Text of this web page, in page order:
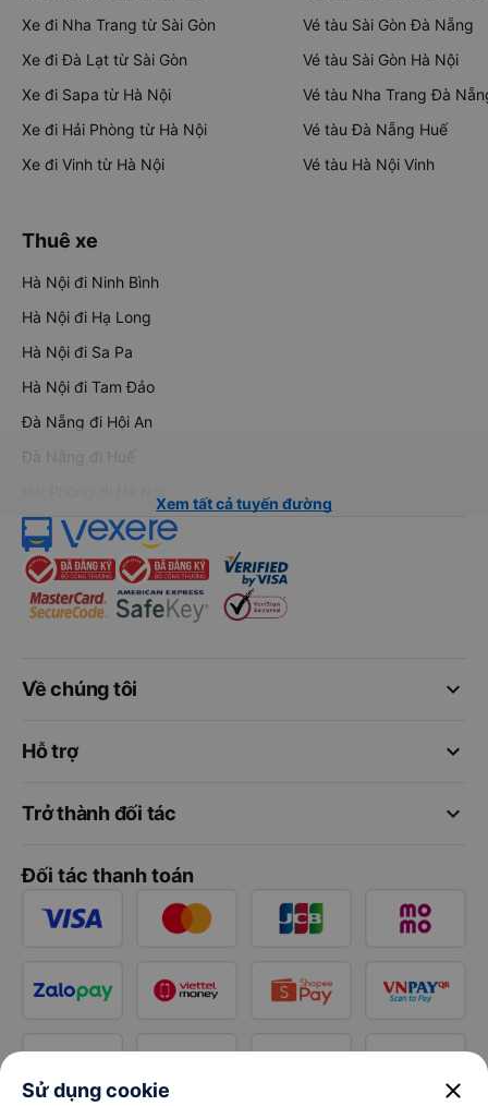
Xe đi Nha Trang từ Sài Gòn
Xe đi Đà Lạt từ Sài Gòn
Xe đi Sapa từ Hà Nội
Xe đi Hải Phòng từ Hà Nội
Xe đi Vinh từ Hà Nội
Vé tàu Sài Gòn Đà Nẵng
Vé tàu Sài Gòn Hà Nội
Vé tàu Nha Trang Đà
Vé tàu Đà Nẵng Huế
Vé tàu Hà Nội Vinh
Thuê xe
Hà Nội đi Ninh Bình
Hà Nội đi Hạ Long
Hà Nội đi Sa Pa
Hà Nội đi Tam Đảo
Đà Nẵng đi Hội An
Đà Nẵng đi Huế
Xem tất cả tuyến đường
keyboard_arrow_down
Về chúng tôi
keyboard_arrow_down
Hỗ trợ
keyboard_arrow_down
Trở thành đối tác
Đối tác thanh toán
Sử dụng cookie close